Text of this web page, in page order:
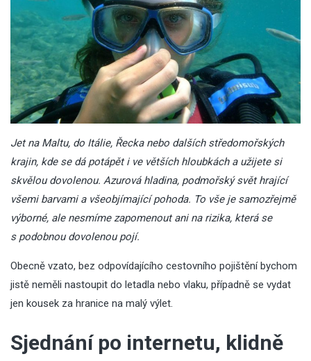
Jet na Maltu, do Itálie, Řecka nebo dalších středomořských
krajin, kde se dá potápět i ve větších hloubkách a užijete si
skvělou dovolenou. Azurová hladina, podmořský svět hrající
všemi barvami a všeobjímající pohoda. To vše je samozřejmě
výborné, ale nesmíme zapomenout ani na rizika, která se
s podobnou dovolenou pojí.
Obecně vzato, bez odpovídajícího cestovního pojištění bychom
jistě neměli nastoupit do letadla nebo vlaku, případně se vydat
jen kousek za hranice na malý výlet.
Sjednání po internetu, klidně